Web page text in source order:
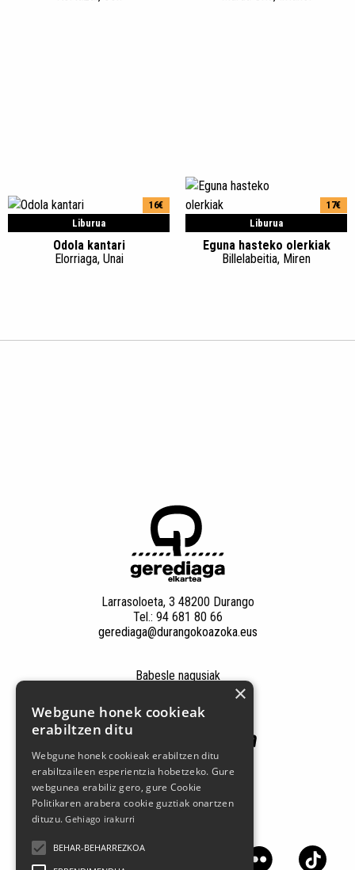
Liburua
16€
Odola kantari
Elorriaga, Unai
Liburua
17€
Eguna hasteko olerkiak
Billelabeitia, Miren
Larrasoloeta, 3 48200 Durango
Tel.: 94 681 80 66
gerediaga@durangokoazoka.eus
Babesle nagusiak
Jarrai gaitzazu sare sozialetan
×
Webgune honek cookieak
erabiltzen ditu
Webgune honek cookieak erabiltzen ditu
erabiltzaileen esperientzia hobetzeko. Gure
webgunea erabiliz gero, gure Cookie
Politikaren arabera cookie guztiak onartzen
dituzu.Gehiago irakurri
BEHAR-BEHARREZKOA